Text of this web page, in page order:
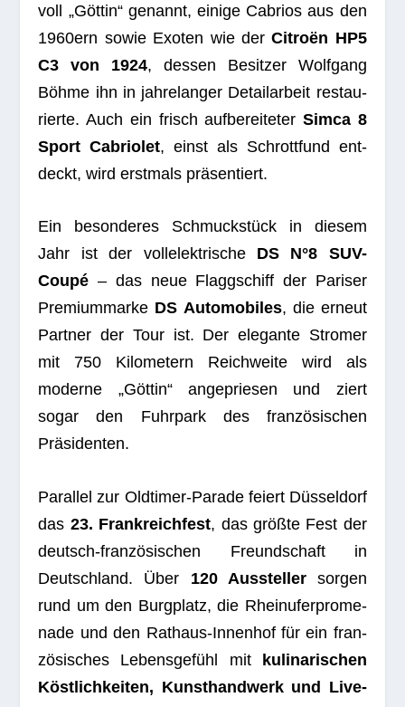
voll „Göt­tin“ genannt, einige Cabrios aus den
1960ern sowie Exo­ten wie derCitroёn HP5
C3 von 1924, des­sen Besit­zer Wolf­gang
Böhme ihn in jah­re­lan­ger Detail­ar­beit restau­
rierte. Auch ein frisch auf­be­rei­te­ter Simca 8
Sport Cabrio­let, einst als Schrott­fund ent­
deckt, wird erst­mals präsentiert.
Ein beson­de­res Schmuck­stück in die­sem
Jahr ist der voll­elek­tri­sche DS N°8 SUV-
Coupé – das neue Flagg­schiff der Pari­ser
Pre­mi­um­marke DS Auto­mo­bi­les, die erneut
Part­ner der Tour ist. Der ele­gante Stro­mer
mit 750 Kilo­me­tern Reich­weite wird als
moderne „Göt­tin“ ange­prie­sen und ziert
sogar den Fuhr­park des fran­zö­si­schen
Präsidenten.
Par­al­lel zur Old­ti­mer-Parade fei­ert Düs­sel­dorf
das 23. Frank­reich­fest, das größte Fest der
deutsch-fran­zö­si­schen Freund­schaft in
Deutsch­land. Über 120 Aus­stel­lersor­gen
rund um den Burg­platz, die Rhein­ufer­pro­me­
nade und den Rat­haus-Innen­hof für ein fran­
zö­si­sches Lebens­ge­fühl mit
kuli­na­ri­schen
Köst­lich­kei­ten, Kunst­hand­werk und Live-